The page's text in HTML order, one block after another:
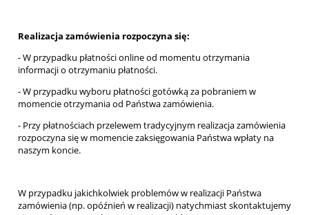
Realizacja zamówienia rozpoczyna się:
- W przypadku płatności online od momentu otrzymania
informacji o otrzymaniu płatności.
- W przypadku wyboru płatności gotówką za pobraniem w
momencie otrzymania od Państwa zamówienia.
- Przy płatnościach przelewem tradycyjnym realizacja zamówienia
rozpoczyna się w momencie zaksięgowania Państwa wpłaty na
naszym koncie.
W przypadku jakichkolwiek problemów w realizacji Państwa
zamówienia (np. opóźnień w realizacji) natychmiast skontaktujemy